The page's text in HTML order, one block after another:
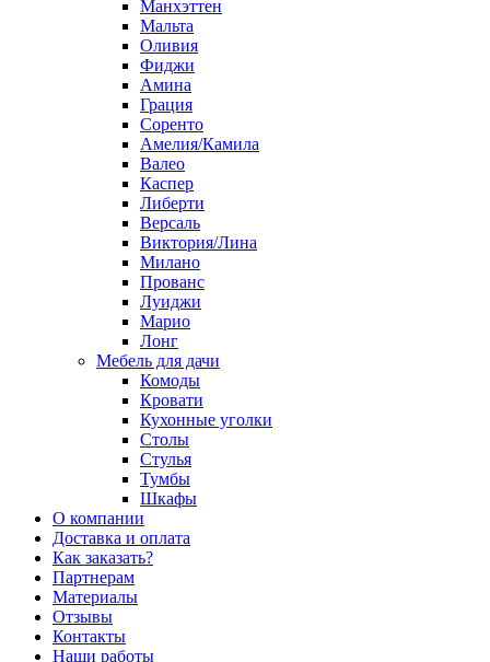
Манхэттен
Мальта
Оливия
Фиджи
Амина
Грация
Соренто
Амелия/Камила
Валео
Каспер
Либерти
Версаль
Виктория/Лина
Милано
Прованс
Луиджи
Марио
Лонг
Мебель для дачи
Комоды
Кровати
Кухонные уголки
Столы
Стулья
Тумбы
Шкафы
О компании
Доставка и оплата
Как заказать?
Партнерам
Материалы
Отзывы
Контакты
Наши работы